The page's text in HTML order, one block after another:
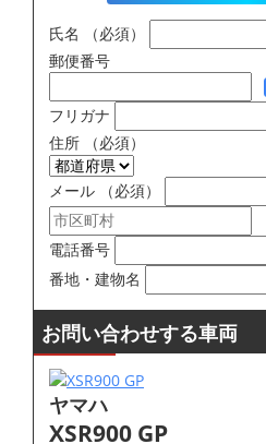
氏名
（必須）
郵便番号
フリガナ
住所
（必須）
メール （必須）
電話番号
番地・建物名
お問い合わせする車両
ヤマハ
XSR900 GP